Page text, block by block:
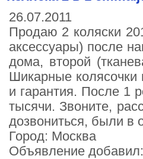
26.07.2011
Продаю 2 коляски
аксессуары) после
дома, второй
Шикарные колясочки
и гарантия. После 1
тысячи. Звоните,
дозвониться, были в
Город: Москва
Объявление